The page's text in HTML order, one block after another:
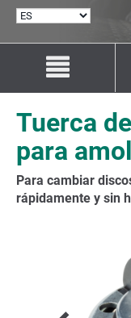
contenido
la
navegación
Tuerca
para
Para cambiar
rápidamente y sin